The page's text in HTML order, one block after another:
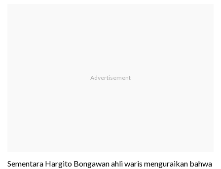
Sementara Hargito Bongawan ahli waris menguraikan bahwa